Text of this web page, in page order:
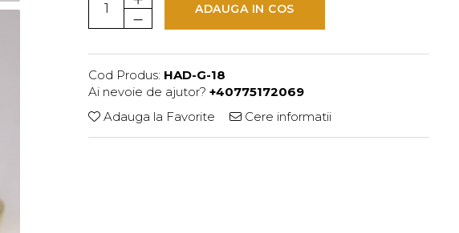
ADAUGA IN COS
Cod Produs: HAD-G-18
Ai nevoie de ajutor? +40775172069
Adauga la Favorite
Cere informatii